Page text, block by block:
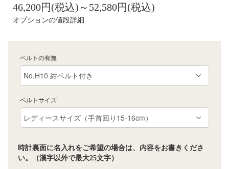
46,200円(税込)～52,580円(税込)
オプションの値段詳細
ベルトの有無
ベルトサイズ
時計裏面に名入れをご希望の場合は、内容をお書きくださ
い。（漢字以外で最大25文字）